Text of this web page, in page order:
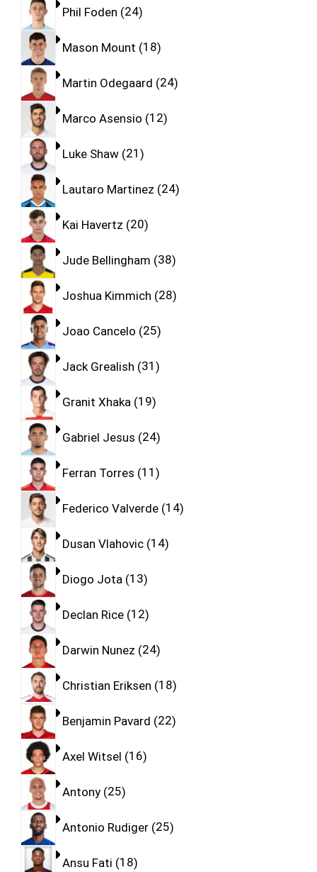
Phil Foden 24
Mason Mount 18
Martin Odegaard 24
Marco Asensio 12
Luke Shaw 21
Lautaro Martinez 24
Kai Havertz 20
Jude Bellingham 38
Joshua Kimmich 28
Joao Cancelo 25
Jack Grealish 31
Granit Xhaka 19
Gabriel Jesus 24
Ferran Torres 11
Federico Valverde 14
Dusan Vlahovic 14
Diogo Jota 13
Declan Rice 12
Darwin Nunez 24
Christian Eriksen 18
Benjamin Pavard 22
Axel Witsel 16
Antony 25
Antonio Rudiger 25
Ansu Fati 18